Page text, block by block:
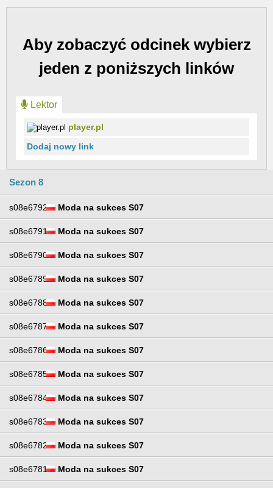
Aby zobaczyć odcinek wybierz
jeden z poniższych linków
Lektor
player.pl
Dodaj nowy link
Sezon 8
s08e6792 Moda na sukces S07
s08e6791 Moda na sukces S07
s08e6790 Moda na sukces S07
s08e6789 Moda na sukces S07
s08e6788 Moda na sukces S07
s08e6787 Moda na sukces S07
s08e6786 Moda na sukces S07
s08e6785 Moda na sukces S07
s08e6784 Moda na sukces S07
s08e6783 Moda na sukces S07
s08e6782 Moda na sukces S07
s08e6781 Moda na sukces S07